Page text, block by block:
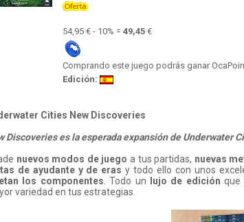
54,95 € - 10% = 49,45 €
Comprando este juego podrás ganar
Edición:
Cities New Discoveries
Discoveries es la esperada expansión de Underwater
nuevos modos de juego a tus partidas, nuevas
de ayudante y de eras y todo ello con unos
los componentes . Todo un lujo de edición que
variedad en tus estrategias.